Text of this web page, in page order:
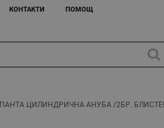
КОНТАКТИ ПОМОЩ
ПАНТА ЦИЛИНДРИЧНА АНУБА /2БР.